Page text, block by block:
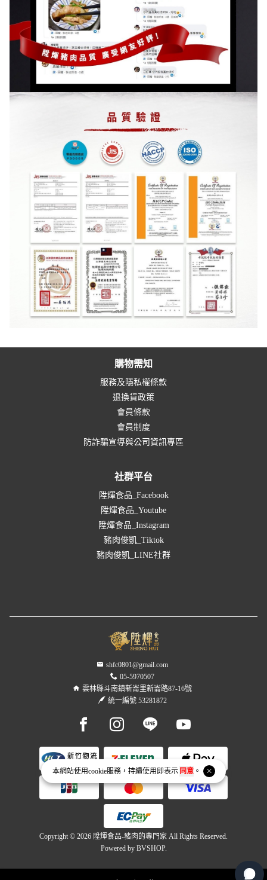
本網站使用cookie服務，持續使用即表示 同意。
購物需知
服務及隱私權條款
退換貨政策
會員條款
會員制度
防詐騙宣導與公司資訊專區
社群平台
陞煇食品_Facebook
陞煇食品_Youtube
陞煇食品_Instagram
豬肉俊凱_Tiktok
豬肉俊凱_LINE社群
shfc0801@gmail.com
05-5970507
雲林縣斗南鎮新崙里新崙路87-16號
統一編號 53281872
Facebook pageInstagram page
Line pageYoutube page
Copyright © 2026 陞煇食品-豬肉的專門家 All Rights Reserved.
Powered by BVSHOP.